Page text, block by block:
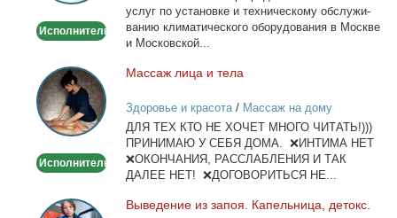
Исполнитель
услуг по уста­нов­ке и тех­ни­че­ско­му об­слу­жи­
ва­нию кли­ма­ти­че­ско­го обо­ру­до­ва­ния в Москве
и Мос­ков­ской...
Массаж
лица
и
тела
Исполнитель
Мас­саж ли­ца и те­ла
Здоровье и красота/ Массаж на дому
ДЛЯ ТЕХ КТО НЕ ХОЧЕТ МНОГО ЧИТАТЬ!)))
ПРИНИМАЮ У СЕБЯ ДОМА. ❌ИНТИМА НЕТ
❌ОКОНЧАНИЯ, РАССЛАБЛЕНИЯ И ТАК
ДАЛЕЕ НЕТ! ❌ДОГОВОРИТЬСЯ НЕ...
Выведение
Вы­ве­де­ние из за­поя. Ка­пель­ни­ца, де­токс.